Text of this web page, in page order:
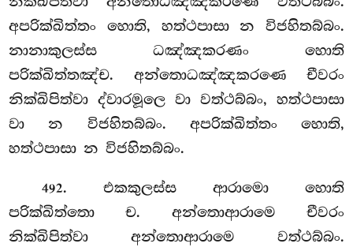
අපරික්ඛිත්තං හොති, හත්ථපාසා න විජහිතබ්බං.
නානාකුලස්ස ධඤ්ඤකරණං හොති
පරික්ඛිත්තඤ්ච. අන්තොධඤ්ඤකරණෙ චීවරං
නික්ඛිපිත්වා ද්වාරමූලෙ වා වත්ථබ්බං, හත්ථපාසා
වා න විජහිතබ්බං. අපරික්ඛිත්තං හොති,
හත්ථපාසා න විජහිතබ්බං.
492. එකකුලස්ස ආරාමො හොති
පරික්ඛිත්තො ච. අන්තොආරාමෙ චීවරං
නික්ඛිපිත්වා අන්තොආරාමෙ වත්ථබ්බං.